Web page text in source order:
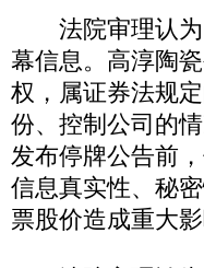
法院审理认为
幕信息。高淳陶
权，属证券法规
份、控制公司的
发布停牌公告前
信息真实性、秘
票股价造成重大